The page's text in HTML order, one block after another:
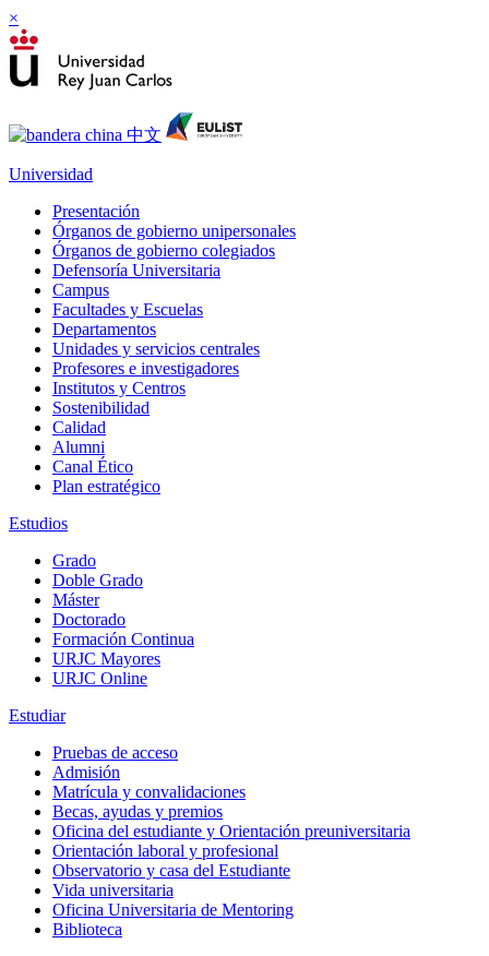
×
Universidad
Presentación
Órganos de gobierno unipersonales
Órganos de gobierno colegiados
Defensoría Universitaria
Campus
Facultades y Escuelas
Departamentos
Unidades y servicios centrales
Profesores e investigadores
Institutos y Centros
Sostenibilidad
Calidad
Alumni
Canal Ético
Plan estratégico
Estudios
Grado
Doble Grado
Máster
Doctorado
Formación Continua
URJC Mayores
URJC Online
Estudiar
Pruebas de acceso
Admisión
Matrícula y convalidaciones
Becas, ayudas y premios
Oficina del estudiante y Orientación preuniversitaria
Orientación laboral y profesional
Observatorio y casa del Estudiante
Vida universitaria
Oficina Universitaria de Mentoring
Biblioteca